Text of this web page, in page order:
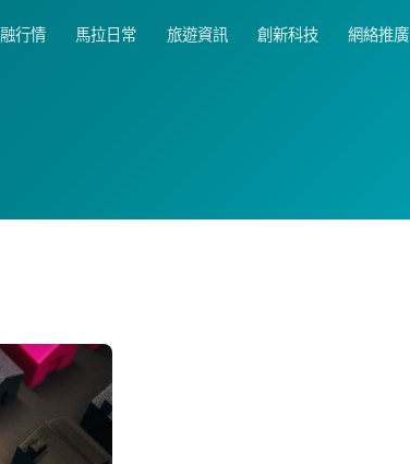
行情 馬拉日常 旅遊資訊 創新科技 網絡推廣